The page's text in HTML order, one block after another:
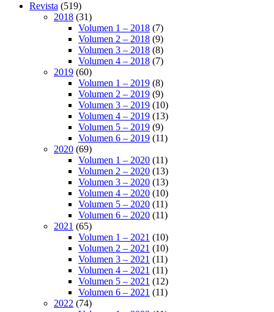
Revista (519)
2018 (31)
Volumen 1 – 2018 (7)
Volumen 2 – 2018 (9)
Volumen 3 – 2018 (8)
Volumen 4 – 2018 (7)
2019 (60)
Volumen 1 – 2019 (8)
Volumen 2 – 2019 (9)
Volumen 3 – 2019 (10)
Volumen 4 – 2019 (13)
Volumen 5 – 2019 (9)
Volumen 6 – 2019 (11)
2020 (69)
Volumen 1 – 2020 (11)
Volumen 2 – 2020 (13)
Volumen 3 – 2020 (13)
Volumen 4 – 2020 (10)
Volumen 5 – 2020 (11)
Volumen 6 – 2020 (11)
2021 (65)
Volumen 1 – 2021 (10)
Volumen 2 – 2021 (10)
Volumen 3 – 2021 (11)
Volumen 4 – 2021 (11)
Volumen 5 – 2021 (12)
Volumen 6 – 2021 (11)
2022 (74)